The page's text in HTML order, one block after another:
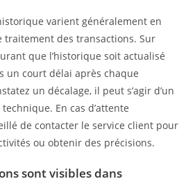
varient généralement en
traitement des transactions. Sur
que l’historique soit actualisé
un court délai après chaque
un décalage, il peut s’agir d’un
En cas d’attente
de contacter le service client pour
ou obtenir des précisions.
sont visibles dans